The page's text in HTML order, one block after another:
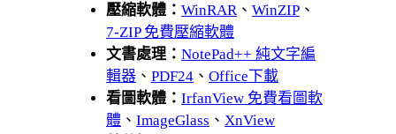
壓縮軟體： WinRAR、 WinZIP 、
7-ZIP 免費壓縮軟體
文書處理： NotePad++ 純文字編
輯器 、 PDF24 、 Office下載
看圖軟體： IrfanView 免費看圖軟
體 、 ImageGlass 、 XnView